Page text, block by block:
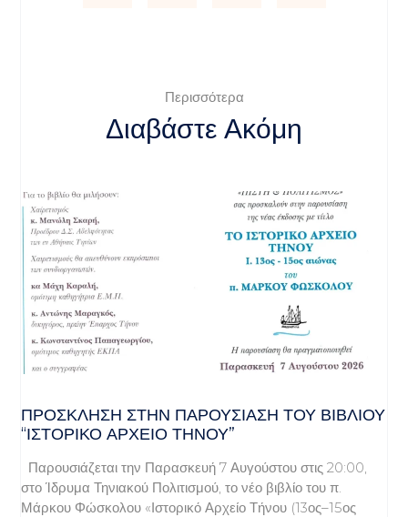
Περισσότερα
Διαβάστε Ακόμη
ΠΡΌΣΚΛΗΣΗ ΣΤΗΝ ΠΑΡΟΥΣΊΑΣΗ ΤΟΥ ΒΙΒΛΊΟΥ
“ΙΣΤΟΡΙΚΌ ΑΡΧΕΊΟ ΤΉΝΟΥ”
Παρουσιάζεται την Παρασκευή 7 Αυγούστου στις 20:00,
στο Ίδρυμα Τηνιακού Πολιτισμού, το νέο βιβλίο του π.
Μάρκου Φώσκολου «Ιστορικό Αρχείο Τήνου (13ος–15ος